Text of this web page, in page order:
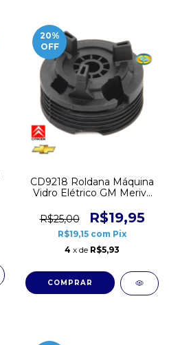
20%
OFF
CD9218 Roldana Máquina
Vidro Elétrico GM Meriva
Esquerda
R$25,00 R$19,95
R$19,15 com Pix
4 x de R$5,93